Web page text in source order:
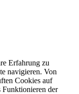
Erfahrung zu
navigieren. Von
Cookies auf
Funktionieren der